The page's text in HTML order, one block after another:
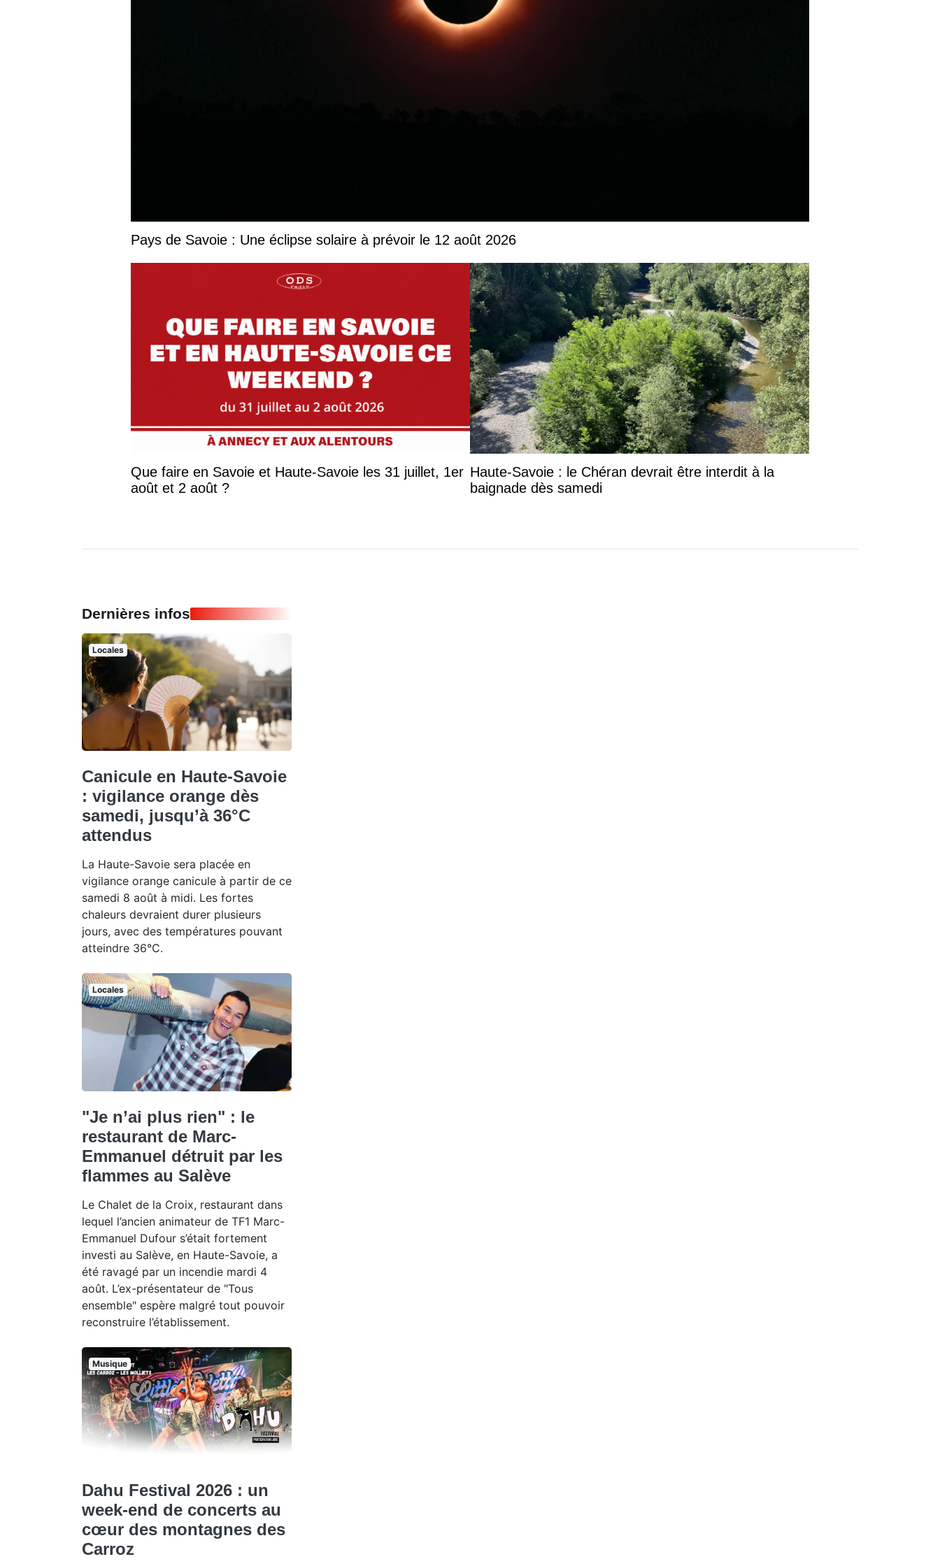
Pays de Savoie : Une éclipse solaire à prévoir le 12 août 2026
Que faire en Savoie et Haute-Savoie les 31 juillet, 1er
août et 2 août ?
Haute-Savoie : le Chéran devrait être interdit à la
baignade dès samedi
Dernières infos
Locales
Canicule en Haute-Savoie
: vigilance orange dès
samedi, jusqu’à 36°C
attendus
La Haute-Savoie sera placée en
vigilance orange canicule à partir de ce
samedi 8 août à midi. Les fortes
chaleurs devraient durer plusieurs
jours, avec des températures pouvant
atteindre 36°C.
Locales
"Je n’ai plus rien" : le
restaurant de Marc-
Emmanuel détruit par les
flammes au Salève
Le Chalet de la Croix, restaurant dans
lequel l’ancien animateur de TF1 Marc-
Emmanuel Dufour s’était fortement
investi au Salève, en Haute-Savoie, a
été ravagé par un incendie mardi 4
août. L’ex-présentateur de "Tous
ensemble" espère malgré tout pouvoir
reconstruire l’établissement.
Musique
Dahu Festival 2026 : un
week-end de concerts au
cœur des montagnes des
Carroz